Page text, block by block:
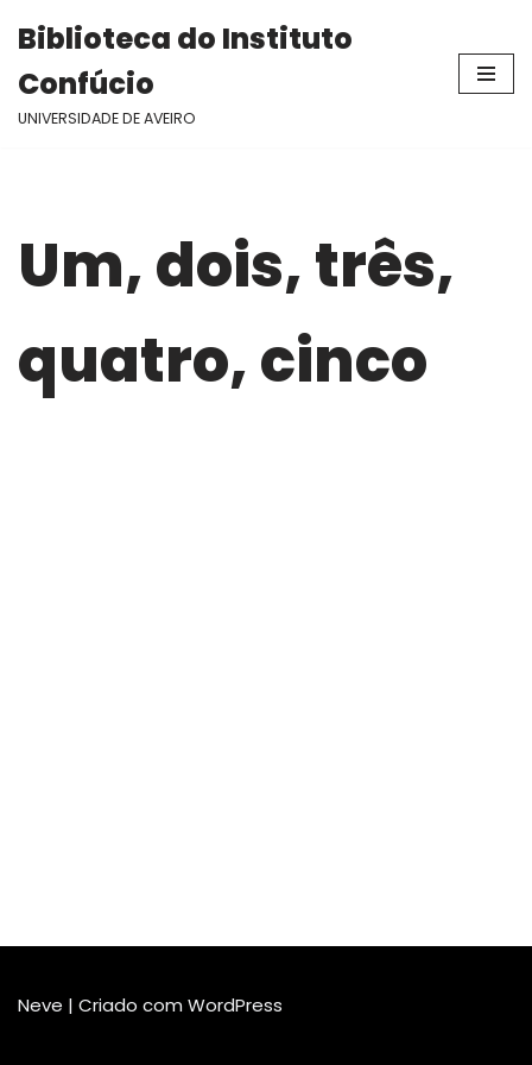
para
o
Biblioteca do Instituto
Confúcio
UNIVERSIDADE DE AVEIRO
Um, dois, três,
quatro, cinco
Neve | Criado comWordPress